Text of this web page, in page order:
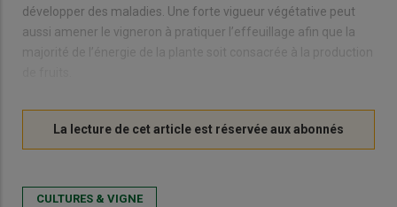
développer des maladies. Une forte vigueur végétative peut
aussi amener le vigneron à pratiquer l’effeuillage afin que la
majorité de l’énergie de la plante soit consacrée à la production
CULTURES & VIGNE